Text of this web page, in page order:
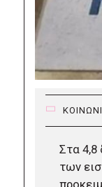
Στα 4,8
των